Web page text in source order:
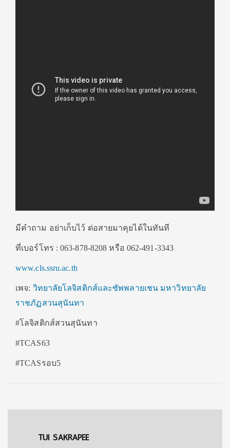
มีคำถาม อย่าเก็บไว้ ต่อสายมาคุยได้ในทันที
ที่เบอร์โทร : 063-878-8208 หรือ 062-491-3343
www.cls.ssru.ac.th
เพจ: วิทยาลัยโลจิสติกส์และซัพพลายเชน มหาวิทยาลัย
ราชภัฏสวนสุนันทา
#โลจิสติกส์สวนสุนันทา
#TCAS63
#TCASรอบ5
TUI SAKRAPEE